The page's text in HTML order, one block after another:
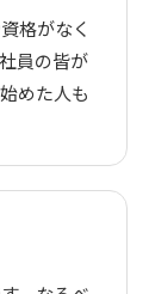
格がなく
員の皆が
めた人も